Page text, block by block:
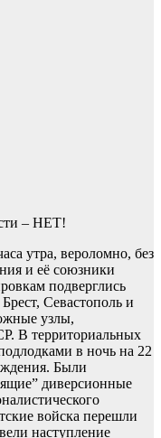
– НЕТ!
утра, вероломно, без
и её союзники
подверглись
Севастополь и
узлы,
В территориальных
в ночь на 22
Были
диверсионные
войска перешли
наступление